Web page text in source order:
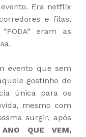
Era netflix
e filas,
eram as
evento que sem
gostinho de
única para os
mesmo com
surgir, após
ANO QUE VEM,